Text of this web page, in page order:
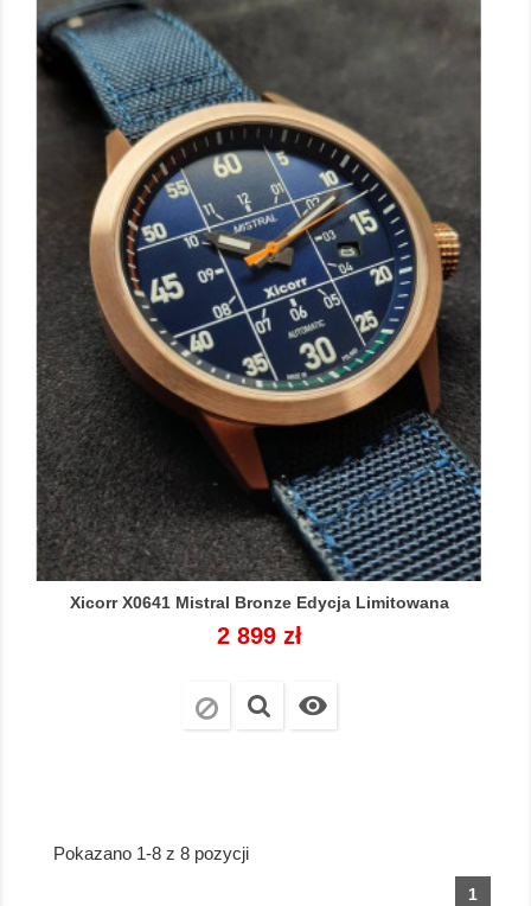
Xicorr X0641 Mistral Bronze Edycja Limitowana
Cena
2 899 zł

Pokazano 1-8 z 8 pozycji
1